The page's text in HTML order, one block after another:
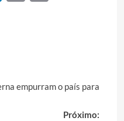
empurram o país para
Próximo: